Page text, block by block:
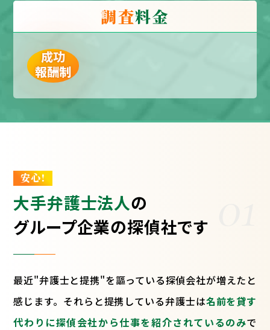
調査料金
成功
報酬制
安心!
大手弁護士法人の
グループ企業の探偵社です
最近"弁護士と提携"を謳っている探偵会社が増えたと
感じます。それらと提携している弁護士は名前を貸す
代わりに探偵会社から仕事を紹介されているのみで